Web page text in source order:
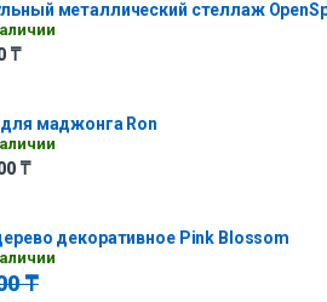
металлический стеллаж
₸
маджонга Ron
₸
декоративное Pink Blossom
₸